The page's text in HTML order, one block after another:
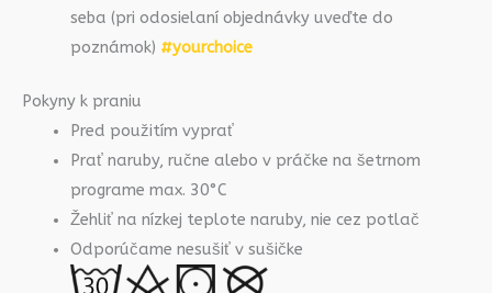
seba (pri odosielaní objednávky uveďte do
poznámok) #yourchoice
Pokyny k praniu
Pred použitím vyprať
Prať naruby, ručne alebo v práčke na šetrnom
programe max. 30°C
Žehliť na nízkej teplote naruby, nie cez potlač
Odporúčame nesušiť v sušičke